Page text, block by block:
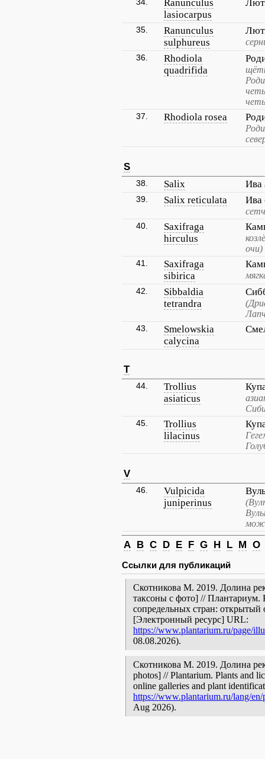
Ranunculus
lasiocarpus
35.
Ranunculus
sulphureus
36.
Rhodiola
quadrifida
37. Rhodiola rosea
S
38. Salix Ива
39. Salix reticulata Ива
40.
Saxifraga
hirculus
очи)
41.
Saxifraga
sibirica
42.
Sibbaldia
tetrandra
43.
Smelowskia
calycina
T
44.
Trollius
asiaticus
45.
Trollius
lilacinus
V
46.
Vulpicida
juniperinus
A B C D E F G H L M O
Ссылки для публикаций
Скотникова М. 2019. Долина
таксоны с фото] //
сопредельных стран: открытый
[Электронный ресурс] URL:
https://www.plantarium.ru/page/
08.08.2026).
Скотникова М. 2019. Долина
photos] // Plantarium. Plants and
online galleries and plant
https://www.plantarium.ru/lang/
Aug 2026).